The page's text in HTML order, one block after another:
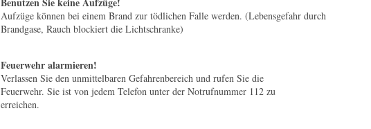
Aufzüge können bei einem Brand zur tödlichen Falle werden. (Lebensgefahr durch
Brandgase, Rauch blockiert die Lichtschranke)
Feuerwehr alarmieren!
Verlassen Sie den unmittelbaren Gefahrenbereich und rufen Sie die
Feuerwehr. Sie ist von jedem Telefon unter der Notrufnummer 112 zu
erreichen.